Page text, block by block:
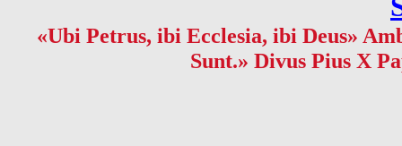
«Ubi Petrus, ibi Ecclesia, ibi Deus»
Sunt.» Divus Pius X